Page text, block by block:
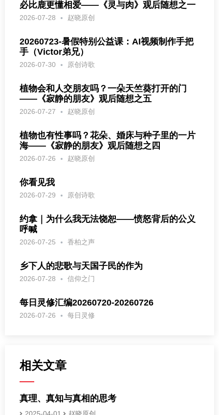
必比鹿更懂相爱——《灵与肉》观后随想之一
2026-07-28 赵晓原创
20260723-暑假特别公益课：AI视频制作手把
手（Victor弟兄）
2026-07-30 原创诗歌
植物会和人交朋友吗？一朵天竺葵打开的门
——《寂静的朋友》观后随想之五
2026-07-27 赵晓原创
植物也有性事吗？花朵、婚床与种子里的一片
海——《寂静的朋友》观后随想之四
2026-07-26 赵晓原创
你看见我
2026-07-29 原创诗歌
约拿｜为什么我无法饶恕——愤怒背后的公义
呼喊
2026-07-25 香柏之声
乡下人的悲歌与天国子民的作为
2026-07-28 信仰之门
每日灵修汇编20260720-20260726
2026-07-26 每日灵修
相关文章
真理、真知与真相的思考
2025-04-01 赵晓原创